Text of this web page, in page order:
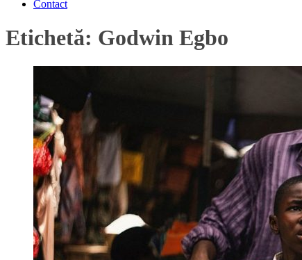
Contact
Etichetă: Godwin Egbo